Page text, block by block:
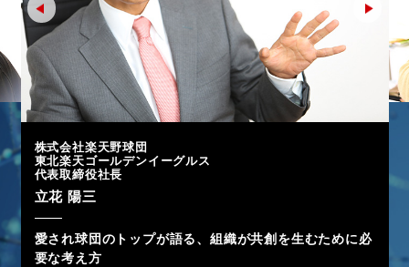
株式会社楽天野球団
東北楽天ゴールデンイーグルス
代表取締役社長
立花 陽三
愛され球団のトップが語る、組織が共創を生むために必
要な考え方